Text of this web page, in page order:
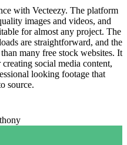
with Vecteezy. The platform
images and videos, and
for almost any project. The
are straightforward, and the
many free stock websites. It
social media content,
looking footage that
source.